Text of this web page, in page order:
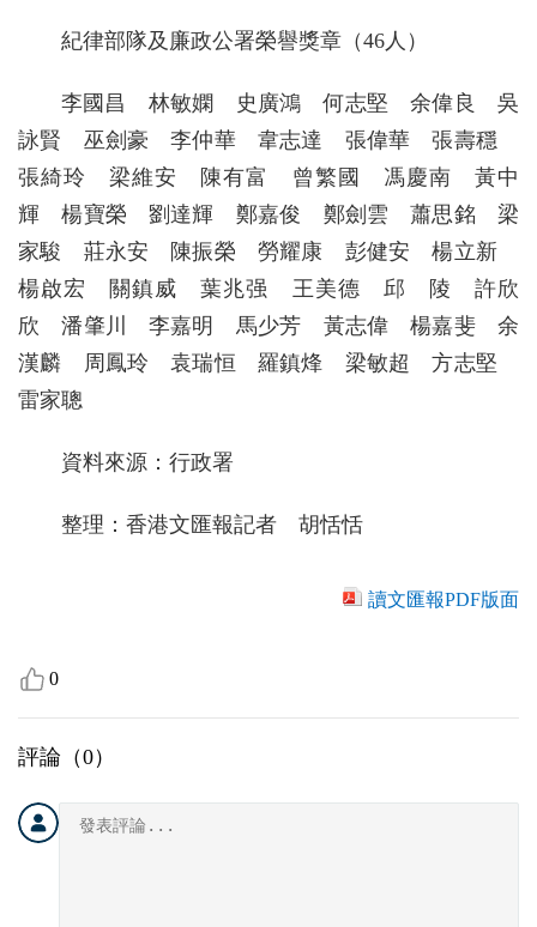
紀律部隊及廉政公署榮譽獎章（46人）
李國昌 林敏嫻 史廣鴻 何志堅 余偉良 吳
詠賢 巫劍豪 李仲華 韋志達 張偉華 張壽穩
張綺玲 梁維安 陳有富 曾繁國 馮慶南 黃中
輝 楊寶榮 劉達輝 鄭嘉俊 鄭劍雲 蕭思銘 梁
家駿 莊永安 陳振榮 勞耀康 彭健安 楊立新
楊啟宏 關鎮威 葉兆强 王美德 邱 陵 許欣
欣 潘肇川 李嘉明 馬少芳 黃志偉 楊嘉斐 余
漢麟 周鳳玲 袁瑞恒 羅鎮烽 梁敏超 方志堅
雷家聰
資料來源：行政署
整理：香港文匯報記者 胡恬恬
讀文匯報PDF版面
0
評論（0）